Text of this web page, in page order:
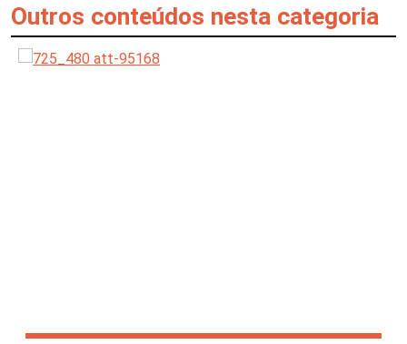
Outros conteúdos nesta categoria